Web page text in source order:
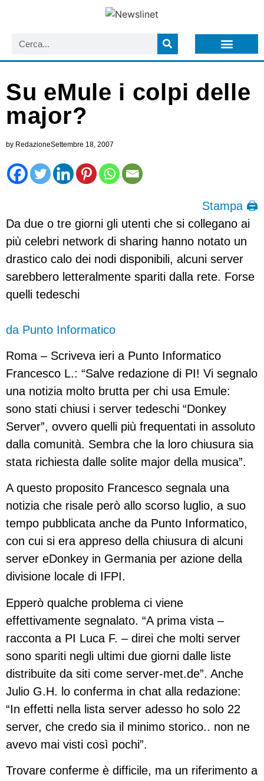
Su eMule i colpi delle
major?
by RedazioneSettembre 18, 2007
Stampa 🖨
Da due o tre giorni gli utenti che si collegano ai
più celebri network di sharing hanno notato un
drastico calo dei nodi disponibili, alcuni server
sarebbero letteralmente spariti dalla rete. Forse
quelli tedeschi
da Punto Informatico
Roma – Scriveva ieri a Punto Informatico
Francesco L.: “Salve redazione di PI! Vi segnalo
una notizia molto brutta per chi usa Emule:
sono stati chiusi i server tedeschi “Donkey
Server”, ovvero quelli più frequentati in assoluto
dalla comunità. Sembra che la loro chiusura sia
stata richiesta dalle solite major della musica”.
A questo proposito Francesco segnala una
notizia che risale però allo scorso luglio, a suo
tempo pubblicata anche da Punto Informatico,
con cui si era appreso della chiusura di alcuni
server eDonkey in Germania per azione della
divisione locale di IFPI.
Epperò qualche problema ci viene
effettivamente segnalato. “A prima vista –
racconta a PI Luca F. – direi che molti server
sono spariti negli ultimi due giorni dalle liste
distribuite da siti come server-met.de”. Anche
Julio G.H. lo conferma in chat alla redazione:
“In effetti nella lista server adesso ho solo 22
server, che credo sia il minimo storico.. non ne
avevo mai visti così pochi”.
Trovare conferme è difficile, ma un riferimento a